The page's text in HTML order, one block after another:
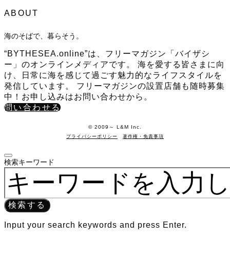
ABOUT
海のそばで、暮らそう。
“BYTHESEA.online”は、フリーマガジン「バイザシ
ー」のオンラインメディアです。 海を愛する皆さまに向
け、日常に海を感じて過ごす魅力的なライフスタイルを
発信しています。 フリーマガジンの設置店舗も随時募集
中！お申し込みはお問い合わせから。
問い合わせる
©️ 2009～ L&M Inc.
プライバシーポリシー 著作権・免責事項
検索キーワード
検索する
Input your search keywords and press Enter.